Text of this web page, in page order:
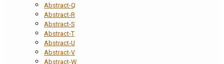
Abstract-Q
Abstract-R
Abstract-S
Abstract-T
Abstract-U
Abstract-V
Abstract-W